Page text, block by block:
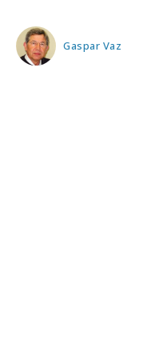
Gaspar Vaz